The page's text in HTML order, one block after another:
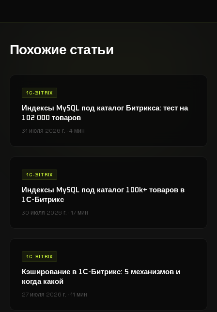
Похожие статьи
1C-BITRIX
Индексы MySQL под каталог Битрикса: тест на
102 000 товаров
31 июля 2026 г. ·4 мин
1C-BITRIX
Индексы MySQL под каталог 100k+ товаров в
1С-Битрикс
30 июля 2026 г. · 17 мин
1C-BITRIX
Кэширование в 1С-Битрикс: 5 механизмов и
когда какой
27 июля 2026 г. · 11 мин